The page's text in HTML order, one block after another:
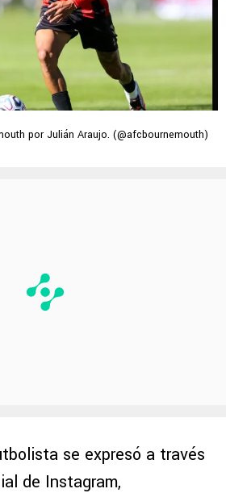
por Julián Araujo. (@afcbournemouth)
se expresó a través
de Instagram,